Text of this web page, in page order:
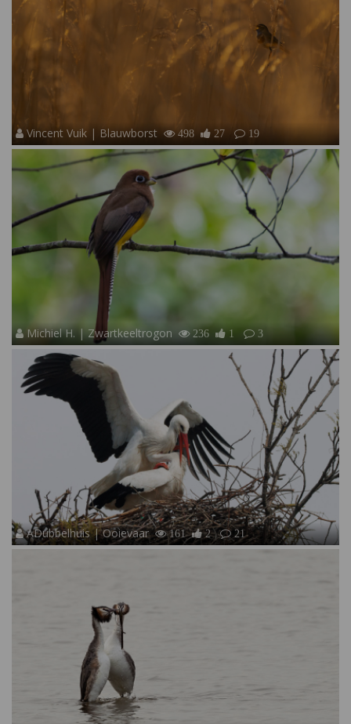
Vincent Vuik | Blauwborst 498 27 19
Michiel H. | Zwartkeeltrogon 236 1 3
ADubbelhuis | Ooievaar 161 2 21